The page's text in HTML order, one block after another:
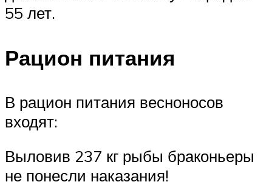
55 лет.
Рацион питания
В рацион питания весноносов
входят:
Выловив 237 кг рыбы браконьеры
не понесли наказания!